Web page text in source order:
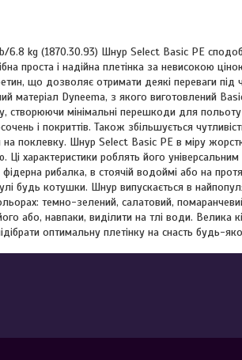
6.8 kg (1870.30.93) Шнур Select Basic PE
проста і надійна плетінка за невисокою
що дозволяє отримати деякі переваги
матеріал Dyneema, з якого виготовлений
створюючи мінімальні перешкоди для
і покриттів. Також збільшується
поклевку. Шнур Select Basic PE в міру
характеристики роблять його універсальним
рибалка, в стоячій водоймі або на
будь котушки. Шнур випускається в
темно-зелений, салатовий,
або, навпаки, виділити на тлі води. Велика
оптимальну плетінку на снасть будь-